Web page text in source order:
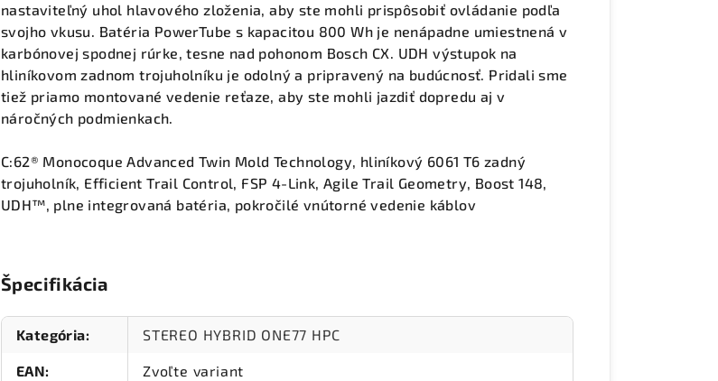
nastaviteľný uhol hlavového zloženia, aby ste mohli prispôsobiť ovládanie podľa
svojho vkusu. Batéria PowerTube s kapacitou 800 Wh je nenápadne umiestnená v
karbónovej spodnej rúrke, tesne nad pohonom Bosch CX. UDH výstupok na
hliníkovom zadnom trojuholníku je odolný a pripravený na budúcnosť. Pridali sme
tiež priamo montované vedenie reťaze, aby ste mohli jazdiť dopredu aj v
náročných podmienkach.
C:62® Monocoque Advanced Twin Mold Technology, hliníkový 6061 T6 zadný
trojuholník, Efficient Trail Control, FSP 4-Link, Agile Trail Geometry, Boost 148,
UDH™, plne integrovaná batéria, pokročilé vnútorné vedenie káblov
Špecifikácia
Kategória: STEREO HYBRID ONE77 HPC
EAN: Zvoľte variant